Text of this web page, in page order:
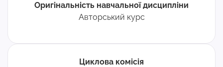
Оригінальність навчальної дисципліни
Авторський курс
Циклова комісія